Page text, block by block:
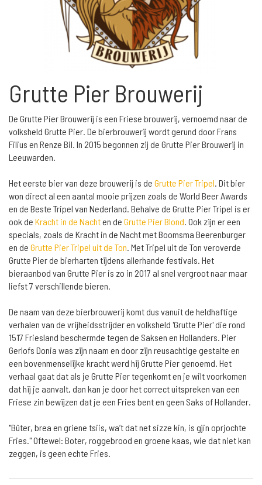
Grutte Pier Brouwerij
De Grutte Pier Brouwerij is een Friese brouwerij, vernoemd naar de
volksheld Grutte Pier. De bierbrouwerij wordt gerund door Frans
Filius en Renze Bil. In 2015 begonnen zij de Grutte Pier Brouwerij in
Leeuwarden.
Het eerste bier van deze brouwerij is de Grutte Pier Tripel. Dit bier
won direct al een aantal mooie prijzen zoals de World Beer Awards
en de Beste Tripel van Nederland. Behalve de Grutte Pier Tripel is er
ook de Kracht in de Nachten de Grutte Pier Blond. Ook zijn er een
specials, zoals de Kracht in de Nacht met Boomsma Beerenburger
en de Grutte Pier Tripel uit de Ton. Met Tripel uit de Ton veroverde
Grutte Pier de bierharten tijdens allerhande festivals. Het
bieraanbod van Grutte Pier is zo in 2017 al snel vergroot naar maar
liefst 7 verschillende bieren.
De naam van deze bierbrouwerij komt dus vanuit de heldhaftige
verhalen van de vrijheidsstrijder en volksheld 'Grutte Pier' die rond
1517 Friesland beschermde tegen de Saksen en Hollanders. Pier
Gerlofs Donia was zijn naam en door zijn reusachtige gestalte en
een bovenmenselijke kracht werd hij Grutte Pier genoemd. Het
verhaal gaat dat als je Grutte Pier tegenkomt en je wilt voorkomen
dat hij je aanvalt, dan kan je door het correct uitspreken van een
Friese zin bewijzen dat je een Fries bent en geen Saks of Hollander.
"Bûter, brea en griene tsiis, wa’t dat net sizze kin, is gjin oprjochte
Fries." Oftewel: Boter, roggebrood en groene kaas, wie dat niet kan
zeggen, is geen echte Fries.